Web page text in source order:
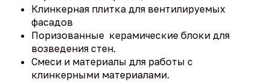
Клинкерная плитка для вентилируемых
фасадов
Поризованные керамические блоки для
возведения стен.
Смеси и материалы для работы с
клинкерными материалами.